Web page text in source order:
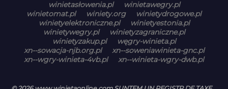
winietasłowenia.pl
winietawegry.pl
winietomat.pl
winiety.org
winietydrogowe.pl
winietyelektroniczne.pl
winietyestonia.pl
winietywegry.pl
winietyzagraniczne.pl
winietyzakup.pl
węgry-winieta.pl
xn--sowacja-njb.org.pl
xn--soweniawinieta-gnc.pl
xn--wgry-winieta-4vb.pl
xn--winieta-wgry-dwb.pl